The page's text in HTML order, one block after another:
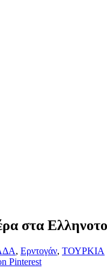
στα
, Ερντογάν, ΤΟΥΡΚΙΑ
Pinterest